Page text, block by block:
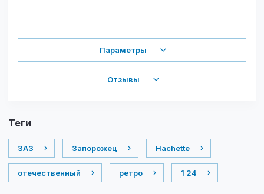
Параметры
Отзывы
теги
ЗАЗ Запорожец Hachette
отечественный ретро 1 24